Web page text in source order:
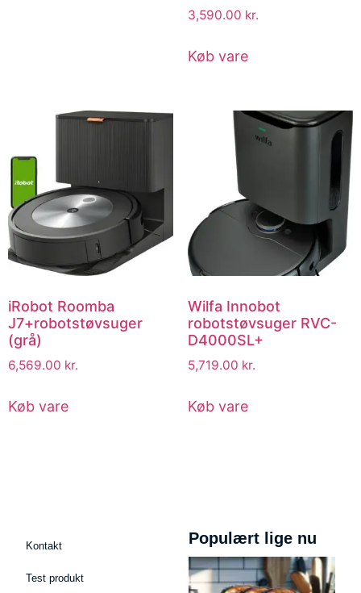
3,590.00 kr.
Køb vare
iRobot Roomba
J7+robotstøvsuger
(grå)
6,569.00 kr.
Køb vare
Wilfa Innobot
robotstøvsuger RVC-
D4000SL+
5,719.00 kr.
Køb vare
Kontakt
Test produkt
Populært lige nu